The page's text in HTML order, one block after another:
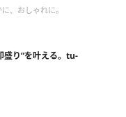
、おしゃれに。
盛り”を叶える。tu-